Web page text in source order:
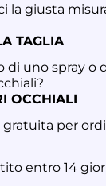
la giusta
TAGLIA
di uno spray o
OCCHIALI
gratuita per
entro 14